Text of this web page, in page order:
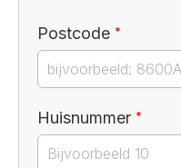
Postcode *
Huisnummer *